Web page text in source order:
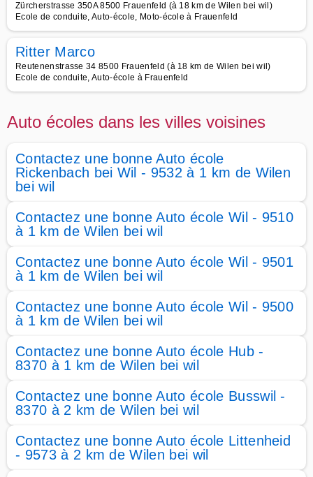
Zürcherstrasse 350A 8500 Frauenfeld (à 18 km de Wilen bei wil)
Ecole de conduite, Auto-école, Moto-école à Frauenfeld
Ritter Marco
Reutenenstrasse 34 8500 Frauenfeld (à 18 km de Wilen bei wil)
Ecole de conduite, Auto-école à Frauenfeld
Auto écoles dans les villes voisines
Contactez une bonne Auto école
Rickenbach bei Wil - 9532 à 1 km de Wilen
bei wil
Contactez une bonne Auto école Wil - 9510
à 1 km de Wilen bei wil
Contactez une bonne Auto école Wil - 9501
à 1 km de Wilen bei wil
Contactez une bonne Auto école Wil - 9500
à 1 km de Wilen bei wil
Contactez une bonne Auto école Hub -
8370 à 1 km de Wilen bei wil
Contactez une bonne Auto école Busswil -
8370 à 2 km de Wilen bei wil
Contactez une bonne Auto école Littenheid
- 9573 à 2 km de Wilen bei wil